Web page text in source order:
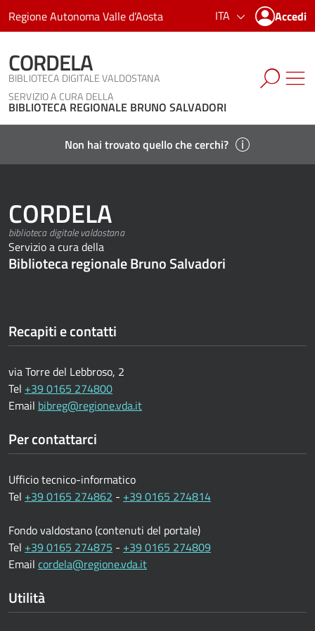
Regione Autonoma Valle d’Aosta ITA Accedi
CORDELA
BIBLIOTECA DIGITALE VALDOSTANA
SERVIZIO A CURA DELLA
BIBLIOTECA REGIONALE BRUNO SALVADORI
Non hai trovato quello che cerchi?
CORDELA
biblioteca digitale valdostana
Servizio a cura della
Biblioteca regionale Bruno Salvadori
Recapiti e contatti
via Torre del Lebbroso, 2
Tel +39 0165 274800
Email bibreg@regione.vda.it
Per contattarci
Ufficio tecnico-informatico
Tel +39 0165 274862 - +39 0165 274814
Fondo valdostano (contenuti del portale)
Tel +39 0165 274875 - +39 0165 274809
Email cordela@regione.vda.it
Utilità